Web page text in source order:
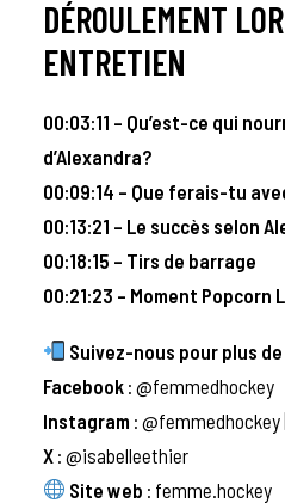
DÉROULEMENT
ENTRETIEN
00:03:11 – Qu’est-ce qui
d’Alexandra?
00:09:14 – Que ferais-tu
00:13:21 – Le succès selon
00:18:15 – Tirs de barrage
00:21:23 – Moment Popcorn
Suivez-nous pour plus
Facebook : @femmedhockey
Instagram : @femmedhockey|
X : @isabelleethier
Site web : femme.hockey